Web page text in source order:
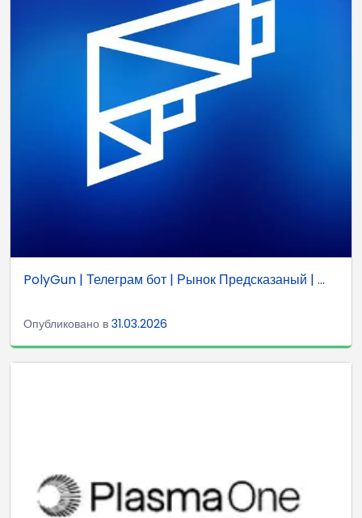
PolyGun | Телеграм бот | Рынок Предсказаный | ...
Опубликовано в 31.03.2026